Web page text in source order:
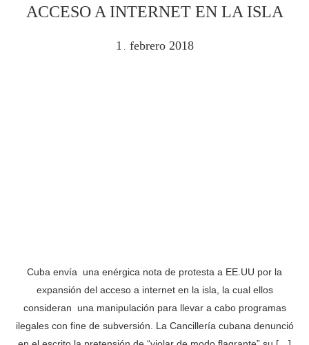
ACCESO A INTERNET EN LA ISLA
1 . febrero 2018
Cuba envía una enérgica nota de protesta a EE.UU por la
expansión del acceso a internet en la isla, la cual ellos
consideran una manipulación para llevar a cabo programas
ilegales con fine de subversión. La Cancillería cubana denunció